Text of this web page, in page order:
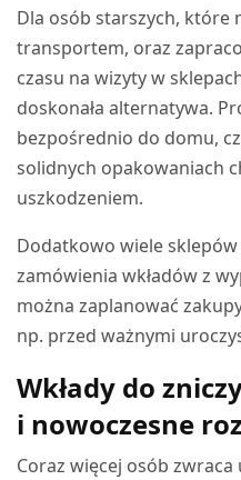
Dla osób starszych, które
transportem, oraz
czasu na wizyty w
doskonała alternatywa.
bezpośrednio do domu,
solidnych opakowaniach
uszkodzeniem.
Dodatkowo wiele
zamówienia wkładów z
można zaplanować
np. przed ważnymi
Wkłady do
i nowoczesne
Coraz więcej osób